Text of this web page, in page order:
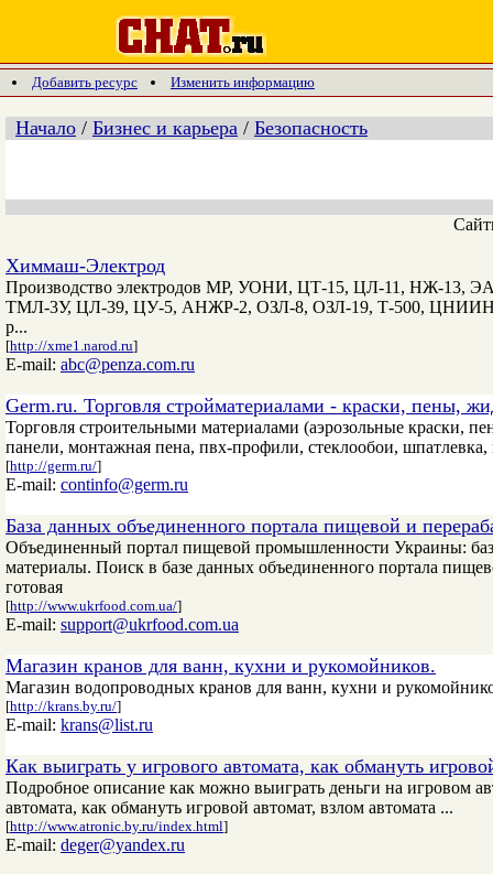
Добавить ресурс Изменить информацию
Начало / Бизнес и карьера / Безопасность
Химмаш-Электрод
Производство электродов МР, УОНИ, ЦТ-15, ЦЛ-11, НЖ-13,
ТМЛ-3У, ЦЛ-39, ЦУ-5, АНЖР-2, ОЗЛ-8, ОЗЛ-19, Т-500, ЦНИИН-4,
р...
[http://xme1.narod.ru]
E-mail: abc@penza.com.ru
Germ.ru. Торговля стройматериалами - краски, пены,
Торговля строительными материалами (аэрозольные краски,
панели, монтажная пена, пвх-профили, стеклообои,
[http://germ.ru/]
E-mail: continfo@germ.ru
База данных объединенного портала пищевой и
Объединенный портал пищевой промышленности Украины:
материалы. Поиск в базе данных объединенного портала
готовая
[http://www.ukrfood.com.ua/]
E-mail: support@ukrfood.com.ua
Магазин кранов для ванн, кухни и рукомойников.
Магазин водопроводных кранов для ванн, кухни и
[http://krans.by.ru/]
E-mail: krans@list.ru
Как выиграть у игрового автомата, как обмануть
Подробное описание как можно выиграть деньги на игровом
автомата, как обмануть игровой автомат, взлом автомата ...
[http://www.atronic.by.ru/index.html]
E-mail: deger@yandex.ru